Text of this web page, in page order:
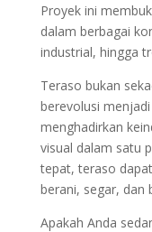
Proyek ini
dalam berbagai
industrial, hingga
Teraso bukan
berevolusi
menghadirkan
visual dalam satu
tepat, teraso
berani, segar, dan
Apakah Anda